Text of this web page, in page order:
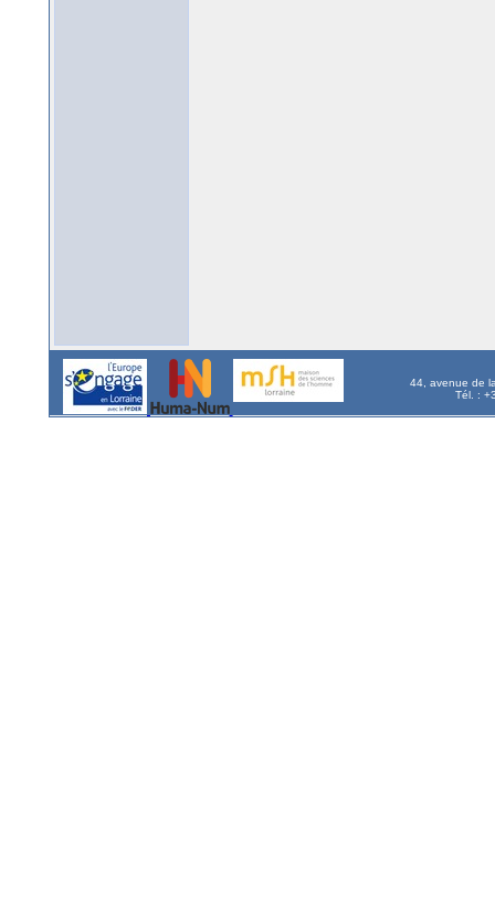
44, avenue de
Tél. :